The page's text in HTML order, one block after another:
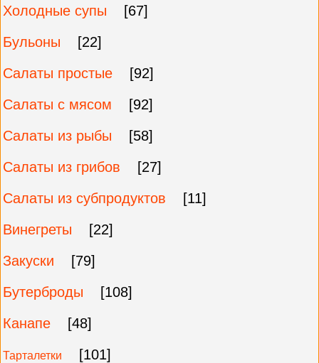
Холодные супы
[67]
Бульоны
[22]
Салаты простые
[92]
Салаты с мясом
[92]
Салаты из рыбы
[58]
Салаты из грибов
[27]
Салаты из субпродуктов
[11]
Винегреты
[22]
Закуски
[79]
Бутерброды
[108]
Канапе
[48]
Тарталетки
[101]